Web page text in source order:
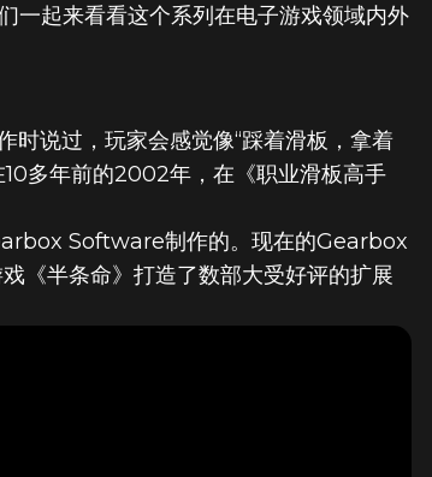
一起来看看这个系列在电子游戏领域内外
说过，玩家会感觉像“踩着滑板，拿着
多年前的2002年，在《职业滑板高手
Software制作的。现在的Gearbox
《半条命》打造了数部大受好评的扩展